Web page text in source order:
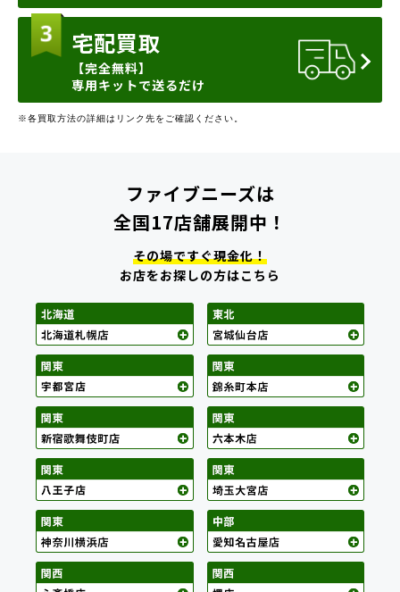
宅配買取
【完全無料】
専用キットで送るだけ
※各買取方法の詳細はリンク先をご確認ください。
ファイブニーズは
全国17店舗展開中！
その場ですぐ現金化！
お店をお探しの方はこちら